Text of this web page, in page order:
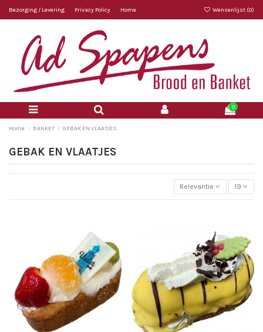
Bezorging / Levering Privacy Policy Home Wensenlijst (0)
0
Home BANKET GEBAK EN VLAATJES
GEBAK EN VLAATJES
Relevantie 19